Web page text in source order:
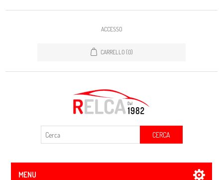
ACCESSO
CARRELLO (0)
CERCA
MENU